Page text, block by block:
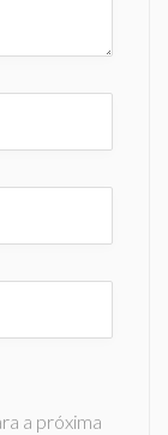
a próxima